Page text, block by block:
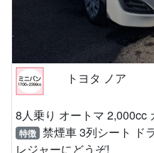
トヨタ ノア
8人乗り オートマ 2,000cc
特徴 禁煙車 3列シート ド
レジャーにどうぞ!